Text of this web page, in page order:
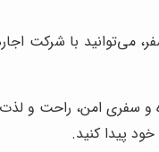
سفر، می‌توانید با
و سفری امن، راحت و
پیدا کنید.